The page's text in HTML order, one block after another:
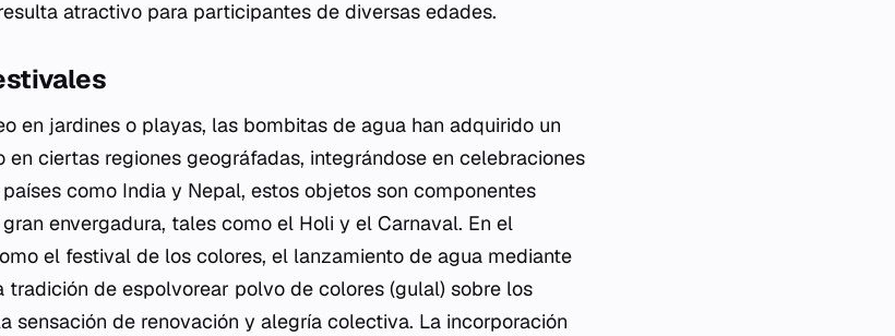
atractivo para participantes de diversas edades.
en jardines o playas, las bombitas de agua han adquirido un
ciertas regiones geográfadas, integrándose en celebraciones
como India y Nepal, estos objetos son componentes
envergadura, tales como el Holi y el Carnaval. En el
el festival de los colores, el lanzamiento de agua mediante
de espolvorear polvo de colores (gulal) sobre los
sensación de renovación y alegría colectiva. La incorporación